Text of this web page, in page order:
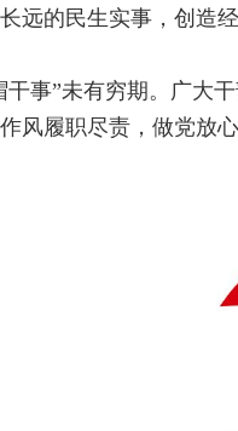
远的民生实事，创造
事”未有穷期。广大
风履职尽责，做党放